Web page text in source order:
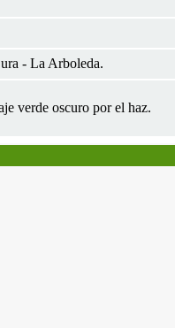
- La Arboleda.
verde oscuro por el haz.